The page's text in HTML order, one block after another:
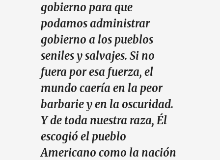
gobierno para que
podamos administrar
gobierno a los pueblos
seniles y salvajes. Si no
fuera por esa fuerza, el
mundo caería en la peor
barbarie y en la oscuridad.
Y de toda nuestra raza, Él
escogió el pueblo
Americano como la nación